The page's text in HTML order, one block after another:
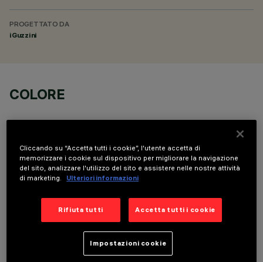
PROGETTATO DA
iGuzzini
COLORE
COMPONENTI OPZIONALI
Cliccando su “Accetta tutti i cookie”, l'utente accetta di
memorizzare i cookie sul dispositivo per migliorare la navigazione
del sito, analizzare l'utilizzo del sito e assistere nelle nostre attività
di marketing.
Ulteriori informazioni
Rifiuta tutti Accetta tutti i cookie
Impostazioni cookie